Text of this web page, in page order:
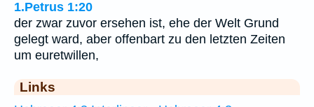
1.Petrus 1:20
der zwar zuvor ersehen ist, ehe der Welt Grund
gelegt ward, aber offenbart zu den letzten Zeiten
um euretwillen,
Links